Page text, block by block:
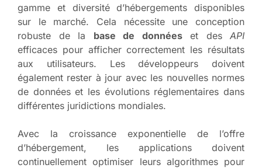
gamme et diversité d’hébergements disponibles
sur le marché. Cela nécessite une conception
robuste de la base de donnéeset des API
efficaces pour afficher correctement les résultats
aux utilisateurs. Les développeurs doivent
également rester à jour avec les nouvelles normes
de données et les évolutions réglementaires dans
différentes juridictions mondiales.
Avec la croissance exponentielle de l’offre
d’hébergement, les applications doivent
continuellement optimiser leurs algorithmes pour